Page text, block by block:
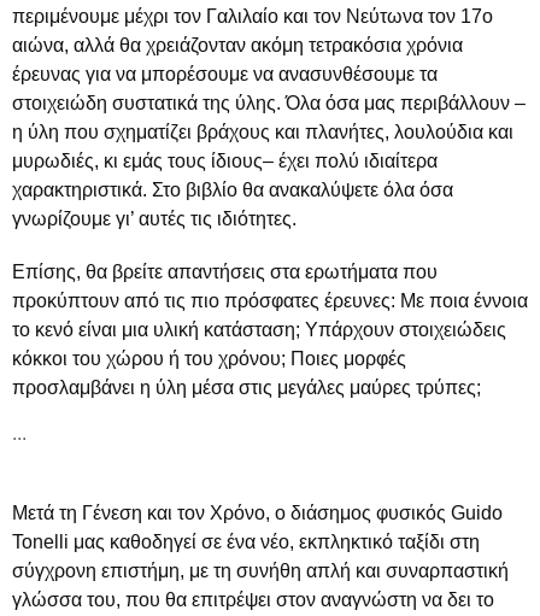
περιμένουμε μέχρι τον Γαλιλαίο και τον Νεύτωνα τον 17ο
αιώνα, αλλά θα χρειάζονταν ακόμη τετρακόσια χρόνια
έρευνας για να μπορέσουμε να ανασυνθέσουμε τα
στοιχειώδη συστατικά της ύλης. Όλα όσα μας περιβάλλουν –
η ύλη που σχηματίζει βράχους και πλανήτες, λουλούδια και
μυρωδιές, κι εμάς τους ίδιους– έχει πολύ ιδιαίτερα
χαρακτηριστικά. Στο βιβλίο θα ανακαλύψετε όλα όσα
γνωρίζουμε γι’ αυτές τις ιδιότητες.
Επίσης, θα βρείτε απαντήσεις στα ερωτήματα που
προκύπτουν από τις πιο πρόσφατες έρευνες: Με ποια έννοια
το κενό είναι μια υλική κατάσταση; Υπάρχουν στοιχειώδεις
κόκκοι του χώρου ή του χρόνου; Ποιες μορφές
προσλαμβάνει η ύλη μέσα στις μεγάλες μαύρες τρύπες;
...
Μετά τη Γένεση και τον Χρόνο, ο διάσημος φυσικός Guido
Tonelli μας καθοδηγεί σε ένα νέο, εκπληκτικό ταξίδι στη
σύγχρονη επιστήμη, με τη συνήθη απλή και συναρπαστική
γλώσσα του, που θα επιτρέψει στον αναγνώστη να δει το